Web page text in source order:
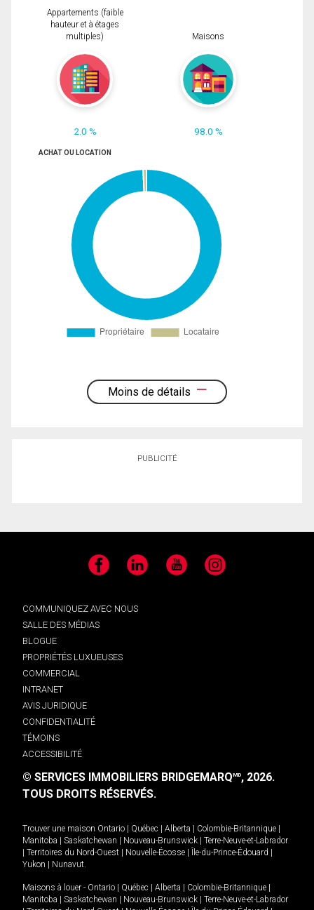
Appartements (faible
hauteur et à étages
multiples)
2.0 %
Maisons
98.0 %
ACHAT OU LOCATION
Moins de détails
PUBLICITÉ
Facebook LinkedIn YouTube Instagram
COMMUNIQUEZ AVEC NOUS
SALLE DES MÉDIAS
BLOGUE
PROPRIÉTÉS LUXUEUSES
COMMERCIAL
INTRANET
AVIS JURIDIQUE
CONFIDENTIALITÉ
TÉMOINS
ACCESSIBILITÉ
© SERVICES IMMOBILIERS BRIDGEMARQMD, 2026.
TOUS DROITS RÉSERVÉS.
Trouver une maison Ontario | Québec | Alberta | Colombie-Britannique |
Manitoba | Saskatchewan | Nouveau-Brunswick | Terre-Neuve-et-Labrador
| Territoires du Nord-Ouest | Nouvelle-Écosse | Île-du-Prince-Édouard |
Yukon | Nunavut
Maisons à louer - Ontario | Québec | Alberta | Colombie-Britannique |
Manitoba | Saskatchewan | Nouveau-Brunswick | Terre-Neuve-et-Labrador